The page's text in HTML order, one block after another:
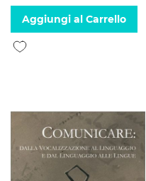
Aggiungi al Carrello
Aggiungi alla lista desideri